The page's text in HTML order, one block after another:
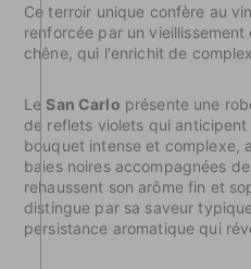
Ce terroir unique confère au
renforcée par un
chêne, qui l'enrichit de
Le San Carlo présente une
de reflets violets qui
bouquet intense et complexe,
baies noires accompagnées
rehaussent son arôme fin et
distingue par sa saveur
persistance aromatique qui